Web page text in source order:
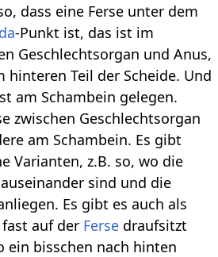
dass eine Ferse unter dem
-Punkt ist, das ist im
Geschlechtsorgan und Anus,
hinteren Teil der Scheide. Und
am Schambein gelegen.
zwischen Geschlechtsorgan
am Schambein. Es gibt
Varianten, z.B. so, wo die
sind und die
Es gibt es auch als
auf der Ferse draufsitzt
ein bisschen nach hinten